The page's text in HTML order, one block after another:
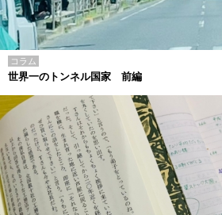
コラム
世界一のトンネル国家 前編